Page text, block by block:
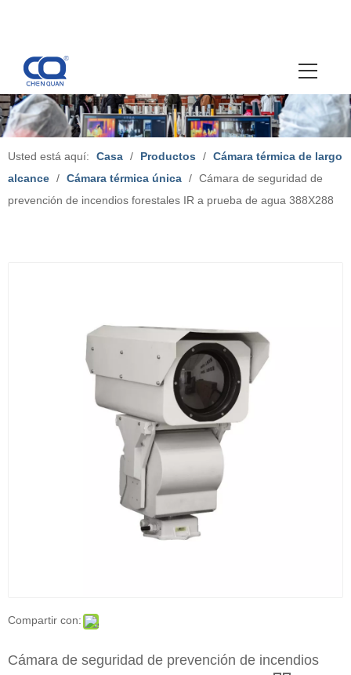
Usted está aquí: Casa / Productos / Cámara térmica de largo
alcance / Cámara térmica única / Cámara de seguridad de
prevención de incendios forestales IR a prueba de agua 388X288
Compartir con:
Cámara de seguridad de prevención de incendios